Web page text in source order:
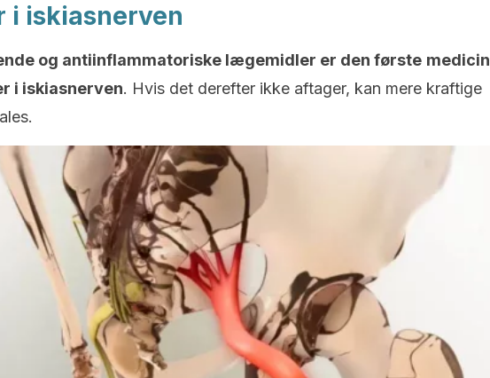
i iskiasnerven
og antiinflammatoriske lægemidler er den første medicin
i iskiasnerven. Hvis det derefter ikke aftager, kan mere kraftige